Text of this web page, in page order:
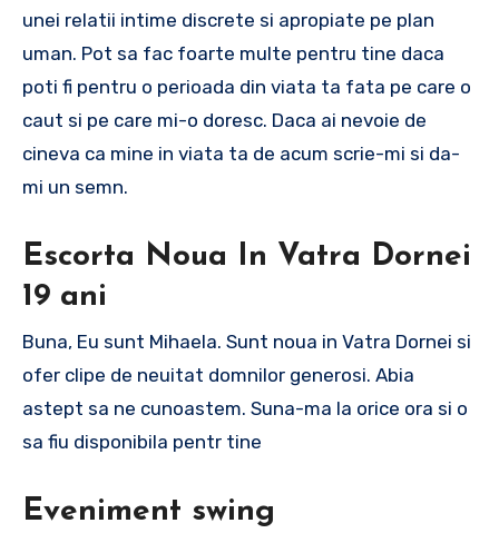
unei relatii intime discrete si apropiate pe plan
uman. Pot sa fac foarte multe pentru tine daca
poti fi pentru o perioada din viata ta fata pe care o
caut si pe care mi-o doresc. Daca ai nevoie de
cineva ca mine in viata ta de acum scrie-mi si da-
mi un semn.
Escorta Noua In Vatra Dornei
19 ani
Buna, Eu sunt Mihaela. Sunt noua in Vatra Dornei si
ofer clipe de neuitat domnilor generosi. Abia
astept sa ne cunoastem. Suna-ma la orice ora si o
sa fiu disponibila pentr tine
Eveniment swing